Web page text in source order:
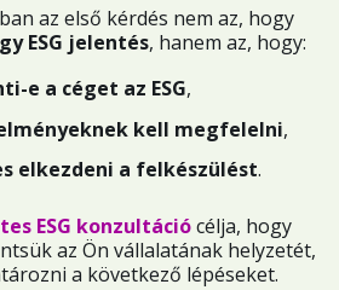
javaslat funkcióval
üres a keresőmező.
az első kérdés nem az, hogy
ESG jelentés, hanem az, hogy:
e a céget az ESG,
kell megfelelni,
elkezdeni a felkészülést.
ESG konzultációcélja, hogy
az Ön vállalatának helyzetét,
a következő lépéseket.